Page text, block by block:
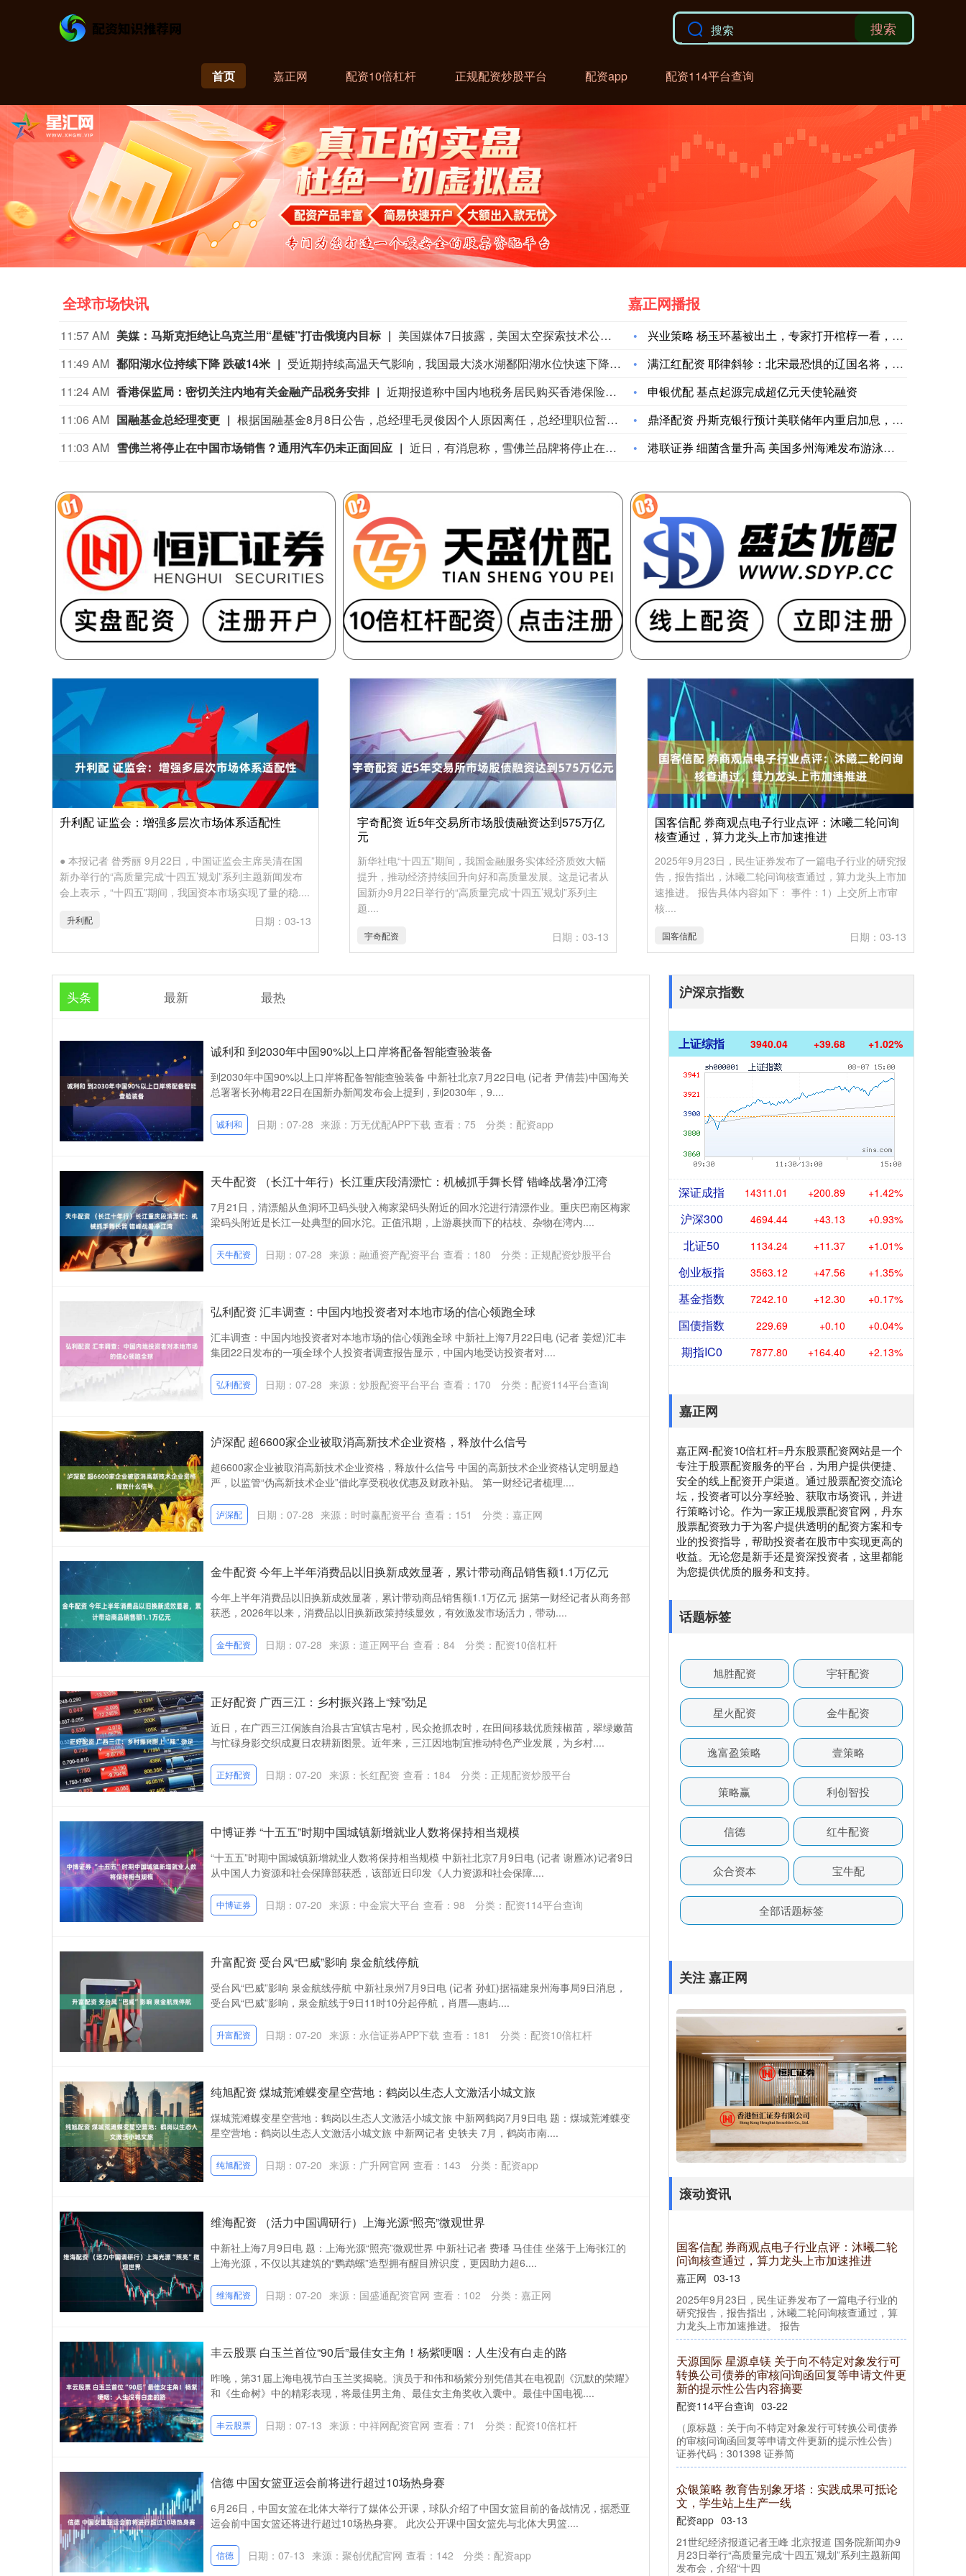
搜索
首页 嘉正网 配资10倍杠杆 正规配资炒股平台 配资app 配资114平台查询
全球市场快讯
11:57 AM 美媒：马斯克拒绝让乌克兰用“星链”打击俄境内目标
美国媒体7日披露，美国太空探索技术公司(SpaceX)创始人马斯克明确拒绝允许乌克兰军方利用SpaceX旗下卫星互联网系统“星链”打击俄罗斯境内目标。美国《大西洋》杂志以乌前国防部长费多罗夫两名“身边人”为消息源报道，费多罗夫此前一直在推动利用“星链”打击俄罗斯境内目标，曾尝试通过私下渠道与马斯克接触，但遭到后者拒绝。“截至目前，（马斯克）没有作出同意的决定。”报道称，马斯克之所以拒绝乌方用“星链”对俄进行纵深打击，是担心危机进一步升级。2022年乌克兰危机全面升级后，马斯克曾免费向乌克兰提供数万个“星链”终端。但他后来频频与乌方发生争执，敦促后者与俄方达成和平协议。（新华社）
11:49 AM 鄱阳湖水位持续下降 跌破14米
受近期持续高温天气影响，我国最大淡水湖鄱阳湖水位快速下降。截至8月8日8时，鄱阳湖标志性水文站星子站水位下降至13.97米，较昨日下降0.13米，鄱阳湖湖口站水位下降至13.84米，湖区两岸退水痕迹明显。（央视新闻）
11:24 AM 香港保监局：密切关注内地有关金融产品税务安排
近期报道称中国内地税务居民购买香港保险的收益被纳入征税范围。对此，香港保险监管局回应记者称，政府和保监局正密切注意内地有关金融产品税务安排的最新发展，同时会与业界保持紧密沟通。中国居民就境外投资收益必须依法申报及缴税的要求一直存在，市场不用过度解读或作出揣测。香港保险市场发展成熟，产品设计灵活先进，可提供货币选择、环球资产配置、人生规划、财富传承等专业服务，相信对内地客户有一定吸引力。（财联社)
11:06 AM 国融基金总经理变更
根据国融基金8月8日公告，总经理毛灵俊因个人原因离任，总经理职位暂由张圆辉代任。根据国融基金安排，该公司董事会选举韩光华拟任公司总经理，待韩光华完成相关程序后履职。
11:03 AM 雪佛兰将停止在中国市场销售？通用汽车仍未正面回应 近日，有消息称，雪佛兰品牌将停止在中国市场销售。通用汽车方面回应称，会继续在中国生产雪佛兰产品，并且积极探索在美国以外的海外市场机遇。同时，依旧会为现有的中国雪佛兰车主提供完善的售后服务保障。8月5日，上汽集团与通用汽车签署合资续约协议，将上汽通用合资期限延长20年至2047年。但对于中国市场的销售问题，通用汽车方面并没有正面回应。（21财经）
嘉正网播报
兴业策略 杨玉环墓被出土，专家打开棺椁一看，千年前“传言”竟
满江红配资 耶律斜轸：北宋最恐惧的辽国名将，杨家将神话的“终
申银优配 基点起源完成超亿元天使轮融资
鼎泽配资 丹斯克银行预计美联储年内重启加息，多家机构推迟降息
港联证券 细菌含量升高 美国多州海滩发布游泳警告
升利配 证监会：增强多层次市场体系适配性
● 本报记者 昝秀丽 9月22日，中国证监会主席吴清在国
新办举行的“高质量完成‘十四五’规划”系列主题新闻发布
会上表示，“十四五”期间，我国资本市场实现了量的稳....
升利配 日期：03-13
宇奇配资 近5年交易所市场股债融资达到575万亿
元
新华社电“十四五”期间，我国金融服务实体经济质效大幅
提升，推动经济持续回升向好和高质量发展。这是记者从
国新办9月22日举行的“高质量完成‘十四五’规划”系列主
题....
宇奇配资 日期：03-13
国客信配 券商观点电子行业点评：沐曦二轮问询
核查通过，算力龙头上市加速推进
2025年9月23日，民生证券发布了一篇电子行业的研究报
告，报告指出，沐曦二轮问询核查通过，算力龙头上市加
速推进。 报告具体内容如下： 事件：1）上交所上市审
核....
国客信配 日期：03-13
头条 最新 最热
诚利和 到2030年中国90%以上口岸将配备智能查验装备
到2030年中国90%以上口岸将配备智能查验装备 中新社北京7月22日电 (记者 尹倩芸)中国海关
总署署长孙梅君22日在国新办新闻发布会上提到，到2030年，9....
诚利和 日期：07-28 来源：万无优配APP下载 查看： 75 分类： 配资app
天牛配资 （长江十年行）长江重庆段清漂忙：机械抓手舞长臂 错峰战暑净江湾
7月21日，清漂船从鱼洞环卫码头驶入梅家梁码头附近的回水沱进行清漂作业。重庆巴南区梅家
梁码头附近是长江一处典型的回水沱。正值汛期，上游裹挟而下的枯枝、杂物在湾内....
天牛配资 日期：07-28 来源：融通资产配资平台 查看： 180 分类： 正规配资炒股平台
弘利配资 汇丰调查：中国内地投资者对本地市场的信心领跑全球
汇丰调查：中国内地投资者对本地市场的信心领跑全球 中新社上海7月22日电 (记者 姜煜)汇丰
集团22日发布的一项全球个人投资者调查报告显示，中国内地受访投资者对....
弘利配资 日期：07-28 来源：炒股配资平台平台 查看： 170 分类： 配资114平台查询
泸深配 超6600家企业被取消高新技术企业资格，释放什么信号
超6600家企业被取消高新技术企业资格，释放什么信号 中国的高新技术企业资格认定明显趋
严，以监管“伪高新技术企业”借此享受税收优惠及财政补贴。 第一财经记者梳理....
泸深配 日期：07-28 来源：时时赢配资平台 查看： 151 分类： 嘉正网
金牛配资 今年上半年消费品以旧换新成效显著，累计带动商品销售额1.1万亿元
今年上半年消费品以旧换新成效显著，累计带动商品销售额1.1万亿元 据第一财经记者从商务部
获悉，2026年以来，消费品以旧换新政策持续显效，有效激发市场活力，带动....
金牛配资 日期：07-28 来源：道正网平台 查看： 84 分类： 配资10倍杠杆
正好配资 广西三江：乡村振兴路上“辣”劲足
近日，在广西三江侗族自治县古宜镇古皂村，民众抢抓农时，在田间移栽优质辣椒苗，翠绿嫩苗
与忙碌身影交织成夏日农耕新图景。近年来，三江因地制宜推动特色产业发展，为乡村....
正好配资 日期：07-20 来源：长红配资 查看： 184 分类： 正规配资炒股平台
中博证券 “十五五”时期中国城镇新增就业人数将保持相当规模
“十五五”时期中国城镇新增就业人数将保持相当规模 中新社北京7月9日电 (记者 谢雁冰)记者9日
从中国人力资源和社会保障部获悉，该部近日印发《人力资源和社会保障....
中博证券 日期：07-20 来源：中金宸大平台 查看： 98 分类： 配资114平台查询
升富配资 受台风“巴威”影响 泉金航线停航
受台风“巴威”影响 泉金航线停航 中新社泉州7月9日电 (记者 孙虹)据福建泉州海事局9日消息，
受台风“巴威”影响，泉金航线于9日11时10分起停航，肖厝—惠屿....
升富配资 日期：07-20 来源：永信证券APP下载 查看： 181 分类： 配资10倍杠杆
纯旭配资 煤城荒滩蝶变星空营地：鹤岗以生态人文激活小城文旅
煤城荒滩蝶变星空营地：鹤岗以生态人文激活小城文旅 中新网鹤岗7月9日电 题：煤城荒滩蝶变
星空营地：鹤岗以生态人文激活小城文旅 中新网记者 史轶夫 7月，鹤岗市南....
纯旭配资 日期：07-20 来源：广升网官网 查看： 143 分类： 配资app
维海配资 （活力中国调研行）上海光源“照亮”微观世界
中新社上海7月9日电 题：上海光源“照亮”微观世界 中新社记者 费璠 马佳佳 坐落于上海张江的
上海光源，不仅以其建筑的“鹦鹉螺”造型拥有醒目辨识度，更因助力超6....
维海配资 日期：07-20 来源：国盛通配资官网 查看： 102 分类： 嘉正网
丰云股票 白玉兰首位“90后”最佳女主角！杨紫哽咽：人生没有白走的路
昨晚，第31届上海电视节白玉兰奖揭晓。演员于和伟和杨紫分别凭借其在电视剧《沉默的荣耀》
和《生命树》中的精彩表现，将最佳男主角、最佳女主角奖收入囊中。最佳中国电视....
丰云股票 日期：07-13 来源：中祥网配资官网 查看： 71 分类： 配资10倍杠杆
信德 中国女篮亚运会前将进行超过10场热身赛
6月26日，中国女篮在北体大举行了媒体公开课，球队介绍了中国女篮目前的备战情况，据悉亚
运会前中国女篮还将进行超过10场热身赛。 此次公开课中国女篮先与北体大男篮....
信德 日期：07-13 来源：聚创优配官网 查看： 142 分类： 配资app
沪深京指数
上证综指 3940.04 +39.68 +1.02%
深证成指 14311.01 +200.89 +1.42%
沪深300 4694.44 +43.13 +0.93%
北证50 1134.24 +11.37 +1.01%
创业板指 3563.12 +47.56 +1.35%
基金指数 7242.10 +12.30 +0.17%
国债指数 229.69 +0.10 +0.04%
期指IC0 7877.80 +164.40 +2.13%
嘉正网
嘉正网-配资10倍杠杆=丹东股票配资网站是一个
专注于股票配资服务的平台，为用户提供便捷、
安全的线上配资开户渠道。通过股票配资交流论
坛，投资者可以分享经验、获取市场资讯，并进
行策略讨论。作为一家正规股票配资官网，丹东
股票配资致力于为客户提供透明的配资方案和专
业的投资指导，帮助投资者在股市中实现更高的
收益。无论您是新手还是资深投资者，这里都能
为您提供优质的服务和支持。
话题标签
旭胜配资 宇轩配资
星火配资 金牛配资
逸富盈策略 壹策略
策略赢 利创智投
信德 红牛配资
众合资本 宝牛配
全部话题标签
关注 嘉正网
滚动资讯
国客信配 券商观点电子行业点评：沐曦二轮
问询核查通过，算力龙头上市加速推进
嘉正网 03-13
2025年9月23日，民生证券发布了一篇电子行业的
研究报告，报告指出，沐曦二轮问询核查通过，算
力龙头上市加速推进。 报告
天源国际 星源卓镁 关于向不特定对象发行可
转换公司债券的审核问询函回复等申请文件更
新的提示性公告内容摘要
配资114平台查询 03-22
（原标题：关于向不特定对象发行可转换公司债券
的审核问询函回复等申请文件更新的提示性公告）
证券代码：301398 证券简
众银策略 教育告别象牙塔：实践成果可抵论
文，学生站上生产一线
配资app 03-13
21世纪经济报道记者王峰 北京报道 国务院新闻办9
月23日举行“高质量完成‘十四五’规划”系列主题新闻
发布会，介绍“十四